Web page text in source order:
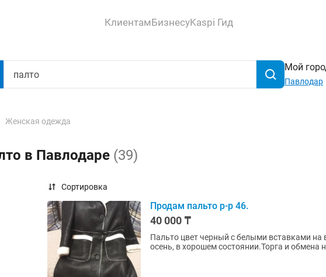
КлиентамБизнесуKaspi Гид
Мой
Павлодар
Женская одежда
в Павлодаре (39)
Сортировка
Продам пальто р-р 46.
40 000 ₸
Пальто цвет черный с белыми вставками на
осень, в хорошем состоянии.Торга и обмена